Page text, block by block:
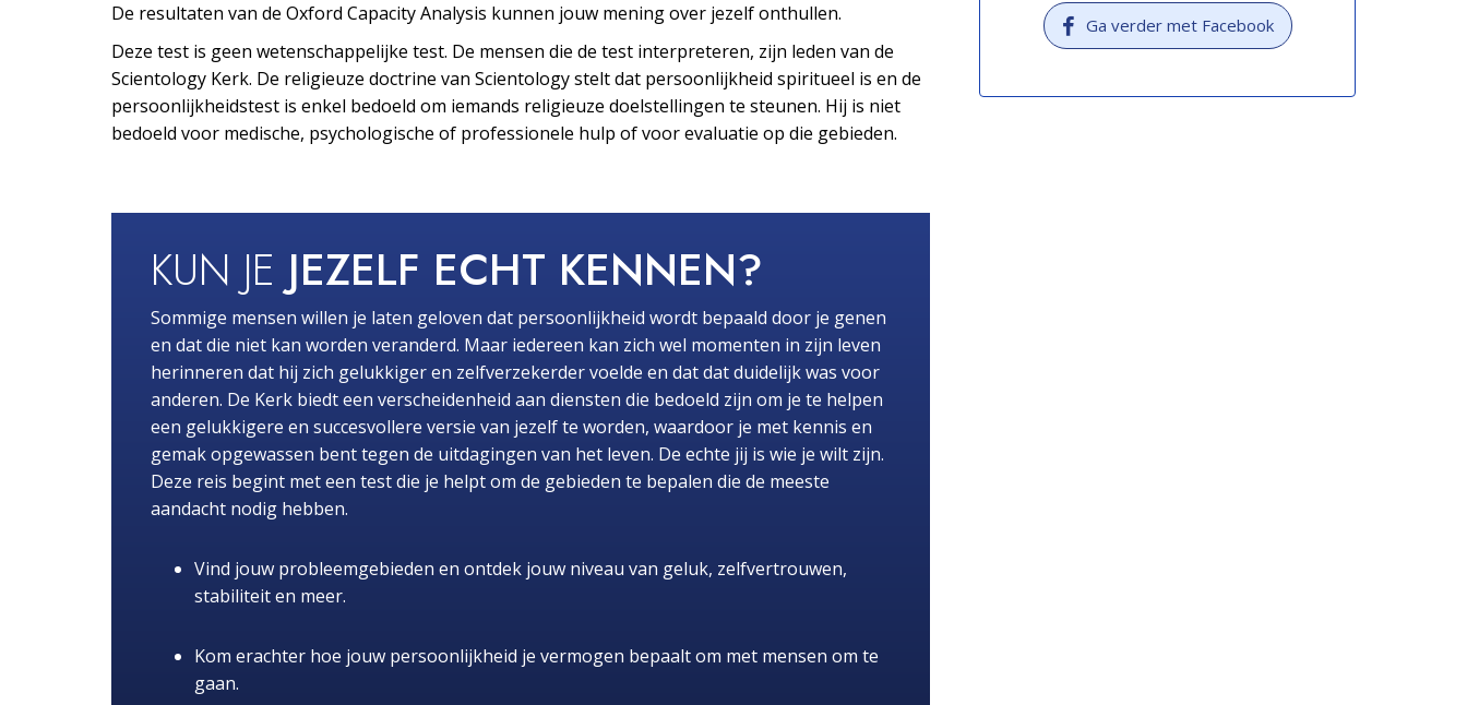
Ga verder met Facebook
De resultaten van de Oxford Capacity Analysis kunnen jouw mening over jezelf onthullen.
Deze test is geen wetenschappelijke test. De mensen die de test interpreteren, zijn leden van de
Scientology Kerk. De religieuze doctrine van Scientology stelt dat persoonlijkheid spiritueel is en de
persoonlijkheidstest is enkel bedoeld om iemands religieuze doelstellingen te steunen. Hij is niet
bedoeld voor medische, psychologische of professionele hulp of voor evaluatie op die gebieden.
KUN JE JEZELF ECHT KENNEN?
Sommige mensen willen je laten geloven dat persoonlijkheid wordt bepaald door je genen
en dat die niet kan worden veranderd. Maar iedereen kan zich wel momenten in zijn leven
herinneren dat hij zich gelukkiger en zelfverzekerder voelde en dat dat duidelijk was voor
anderen. De Kerk biedt een verscheidenheid aan diensten die bedoeld zijn om je te helpen
een gelukkigere en succesvollere versie van jezelf te worden, waardoor je met kennis en
gemak opgewassen bent tegen de uitdagingen van het leven. De echte jij is wie je wilt zijn.
Deze reis begint met een test die je helpt om de gebieden te bepalen die de meeste
aandacht nodig hebben.
Vind jouw probleemgebieden en ontdek jouw niveau van geluk, zelfvertrouwen,
stabiliteit en meer.
Kom erachter hoe jouw persoonlijkheid je vermogen bepaalt om met mensen om te
gaan.